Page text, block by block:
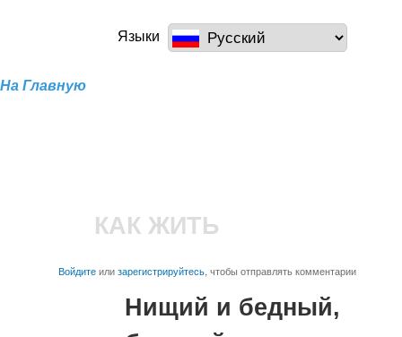
основному
содержанию
a100z.comЯзыки
На Главную
КАК ЖИТЬ
Войдитеилизарегистрируйтесь, чтобы отправлять комментарии
Нищий и бедный,